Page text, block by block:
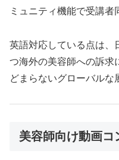
ミュニティ機能で受講者
英語対応している点は、
つ海外の美容師への訴求
どまらないグローバルな
美容師向け動画コ